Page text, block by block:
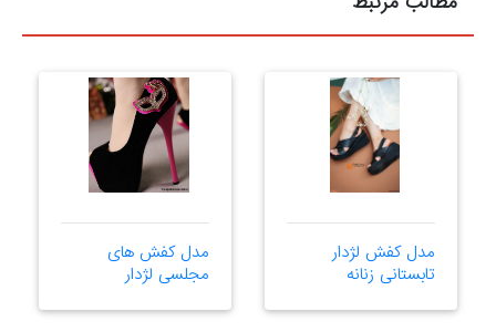
مدل کفش لژدار
تابستانی زنانه
مدل کفش های
مجلسی لژدار